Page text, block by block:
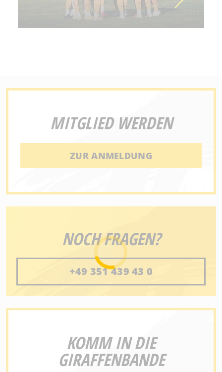
MITGLIED WERDEN
ZUR ANMELDUNG
NOCH FRAGEN?
+49 351 439 43 0
KOMM IN DIE
GIRAFFENBANDE